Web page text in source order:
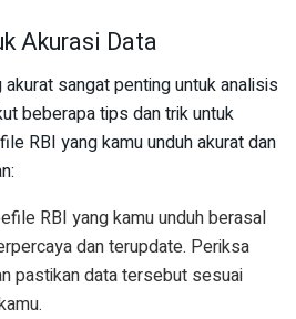
Akurasi Data
sangat penting untuk analisis
beberapa tips dan trik untuk
RBI yang kamu unduh akurat dan
RBI yang kamu unduh berasal
dan terupdate. Periksa
pastikan data tersebut sesuai